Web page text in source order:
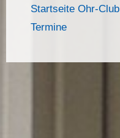
Startseite Ohr-Club
Termine